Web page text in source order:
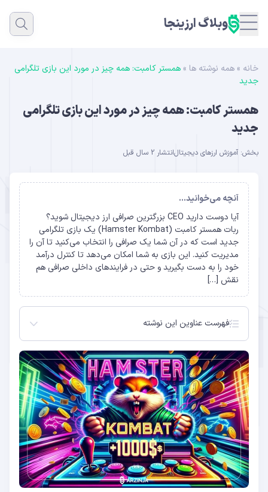
وبلاگ ارزینجا
خانه » همه نوشته ها » همستر کامبت: همه چیز در مورد این بازی تلگرامی
جدید
همستر کامبت: همه چیز در مورد این بازی تلگرامی
جدید
بخش: آموزش ارزهای دیجیتالانتشار 2 سال قبل
آنچه می‌خوانید...
آیا دوست دارید CEO بزرگترین صرافی ارز دیجیتال شوید؟
ربات همستر کامبت (Hamster Kombat) یک بازی تلگرامی
جدید است که در آن شما یک صرافی را انتخاب می‌کنید تا آن را
مدیریت کنید. این بازی به شما امکان می‌دهد تا کنترل درآمد
خود را به دست بگیرید و حتی در فرایندهای داخلی صرافی هم
نقش […]
فهرست عناوین این نوشته
سطح بندی بازی همستر کامبت
افزایش درآمد در بازی همستر کامبت
ایردراپ همستر کامبت
خطا و ارورهای همستر کامبت